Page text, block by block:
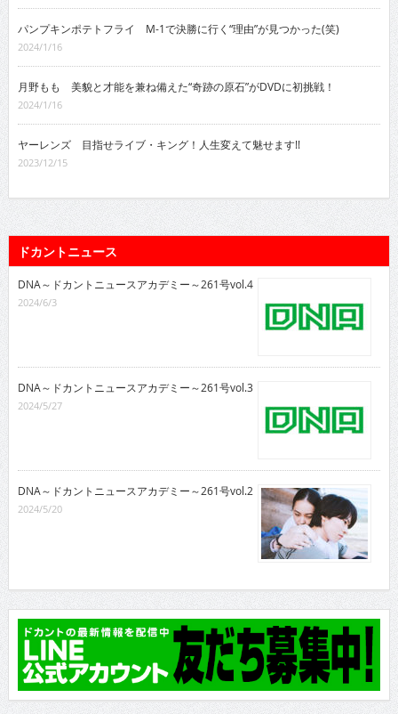
パンプキンポテトフライ M-1で決勝に行く“理由”が見つかった(笑)
2024/1/16
月野もも 美貌と才能を兼ね備えた“奇跡の原石”がDVDに初挑戦！
2024/1/16
ヤーレンズ 目指せライブ・キング！人生変えて魅せます!!
2023/12/15
ドカントニュース
DNA～ドカントニュースアカデミー～261号vol.4
2024/6/3
DNA～ドカントニュースアカデミー～261号vol.3
2024/5/27
DNA～ドカントニュースアカデミー～261号vol.2
2024/5/20